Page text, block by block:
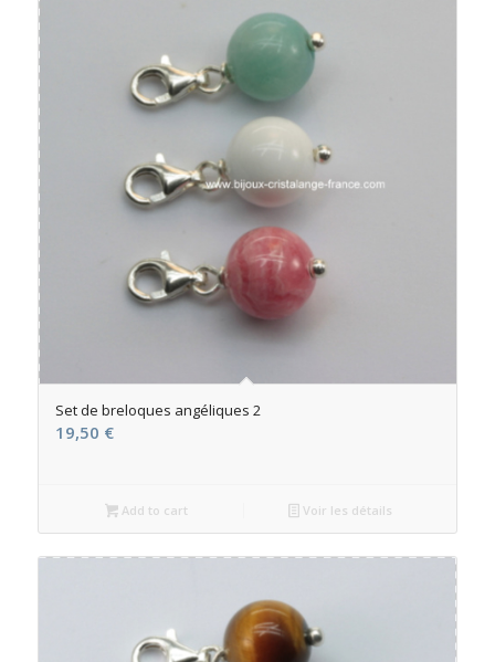
Set de breloques angéliques 2
19,50 €
Add to cart Voir les détails